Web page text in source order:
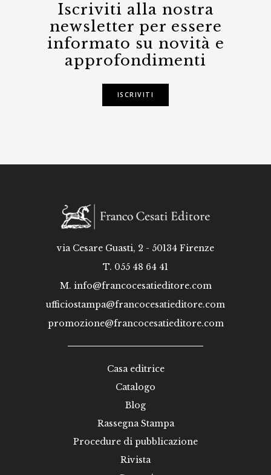
Iscriviti alla nostra
newsletter per essere
informato su novità e
approfondimenti
ISCRIVITI
via Cesare Guasti, 2 - 50134 Firenze
T. 055 48 64 41
M. info@francocesatieditore.com
ufficiostampa@francocesatieditore.com
promozione@francocesatieditore.com
Casa editrice
Catalogo
Blog
Rassegna Stampa
Procedure di pubblicazione
Rivista